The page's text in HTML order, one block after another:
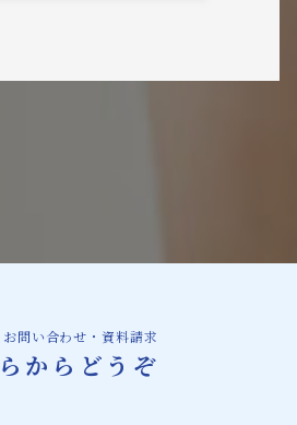
問い合わせ・資料請求
からどうぞ